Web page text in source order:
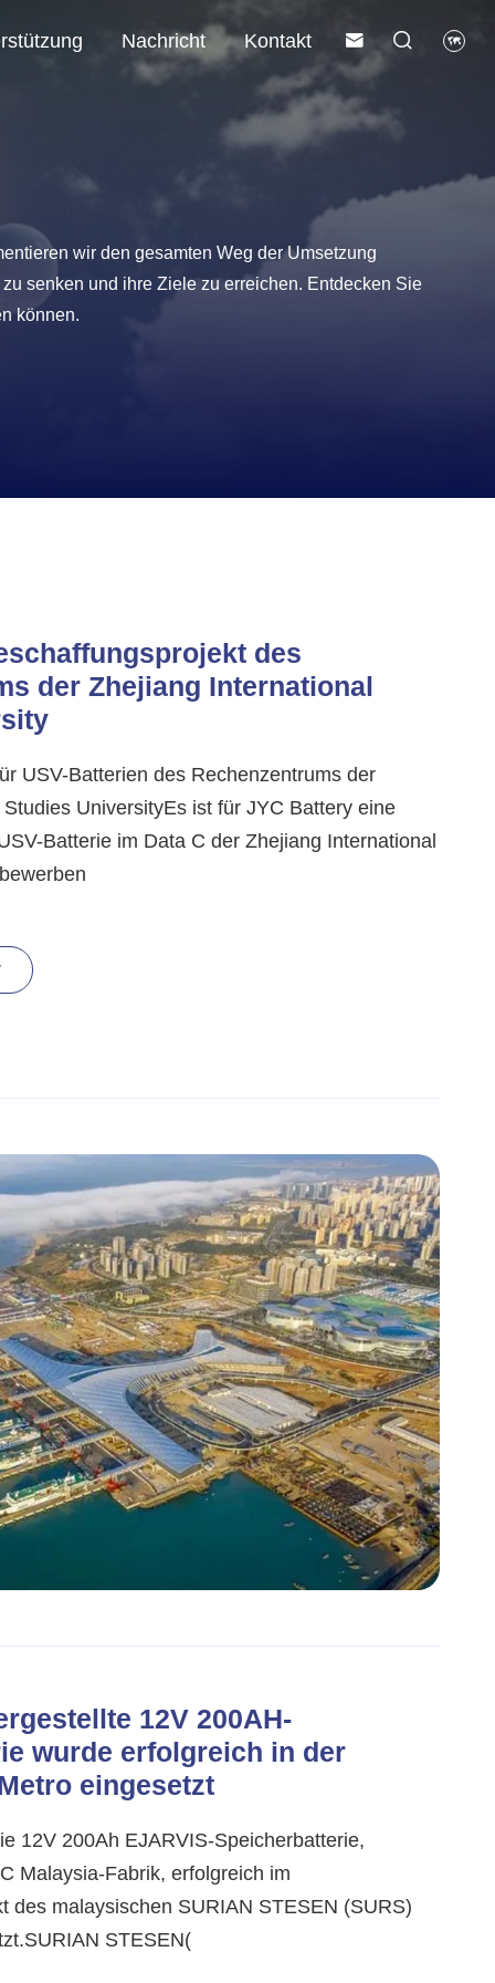
Nachricht Kontakt   
wir den gesamten Weg der Umsetzung
senken und ihre Ziele zu erreichen. Entdecken Sie
können.
des
der Zhejiang International
USV-Batterien des Rechenzentrums der
UniversityEs ist für JYC Battery eine
Batterie im Data C der Zhejiang International
12V 200AH-
wurde erfolgreich in der
eingesetzt
12V 200Ah EJARVIS-Speicherbatterie,
Malaysia-Fabrik, erfolgreich im
des malaysischen SURIAN STESEN (SURS)
STESEN(